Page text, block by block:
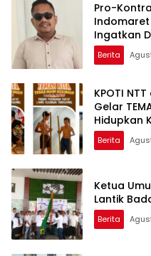
Pro-
Indomaret
Ingatkan
Berita
KPOTI
Gelar
Hidupkan
Berita
Ketua
Lantik
Berita